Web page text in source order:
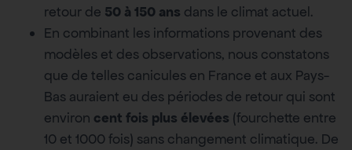
retour de 50 à 150 ans dans le climat actuel.
En combinant les informations provenant des
modèles et des observations, nous constatons
que de telles canicules en France et aux Pays-
Bas auraient eu des périodes de retour qui sont
environ cent fois plus élevées (fourchette entre
10 et 1000 fois) sans changement climatique. De